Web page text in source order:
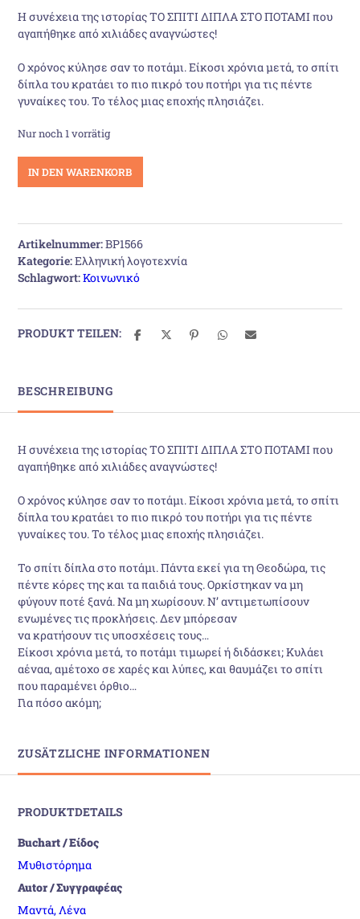
war:
27,84 €
ist:
23,20 €.
Η συνέχεια της ιστορίας ΤΟ ΣΠΙΤΙ ΔΙΠΛΑ ΣΤΟ ΠΟΤΑΜΙ που
αγαπήθηκε από χιλιάδες αναγνώστες!
Ο χρόνος κύλησε σαν το ποτάμι. Είκοσι χρόνια μετά, το σπίτι
δίπλα του κρατάει το πιο πικρό του ποτήρι για τις πέντε
γυναίκες του. Το τέλος μιας εποχής πλησιάζει.
Nur noch 1 vorrätig
σπίτι
Η
επόμενη
γενιά
IN DEN WARENKORB
Artikelnummer:BP1566
Kategorie:Ελληνική λογοτεχνία
Schlagwort:Κοινωνικό
PRODUKT TEILEN:
BESCHREIBUNG
Η συνέχεια της ιστορίας ΤΟ ΣΠΙΤΙ ΔΙΠΛΑ ΣΤΟ ΠΟΤΑΜΙ που
αγαπήθηκε από χιλιάδες αναγνώστες!
Ο χρόνος κύλησε σαν το ποτάμι. Είκοσι χρόνια μετά, το σπίτι
δίπλα του κρατάει το πιο πικρό του ποτήρι για τις πέντε
γυναίκες του. Το τέλος μιας εποχής πλησιάζει.
Το σπίτι δίπλα στο ποτάμι. Πάντα εκεί για τη Θεοδώρα, τις
πέντε κόρες της και τα παιδιά τους. Ορκίστηκαν να μη
φύγουν ποτέ ξανά. Να μη χωρίσουν. Ν’ αντιμετωπίσουν
ενωμένες τις προκλήσεις. Δεν μπόρεσαν
να κρατήσουν τις υποσχέσεις τους…
Είκοσι χρόνια μετά, το ποτάμι τιμωρεί ή διδάσκει; Κυλάει
αέναα, αμέτοχο σε χαρές και λύπες, και θαυμάζει το σπίτι
που παραμένει όρθιο…
Για πόσο ακόμη;
ZUSÄTZLICHE INFORMATIONEN
PRODUKTDETAILS
Buchart / Είδος
Μυθιστόρημα
Autor / Συγγραφέας
Μαντά, Λένα